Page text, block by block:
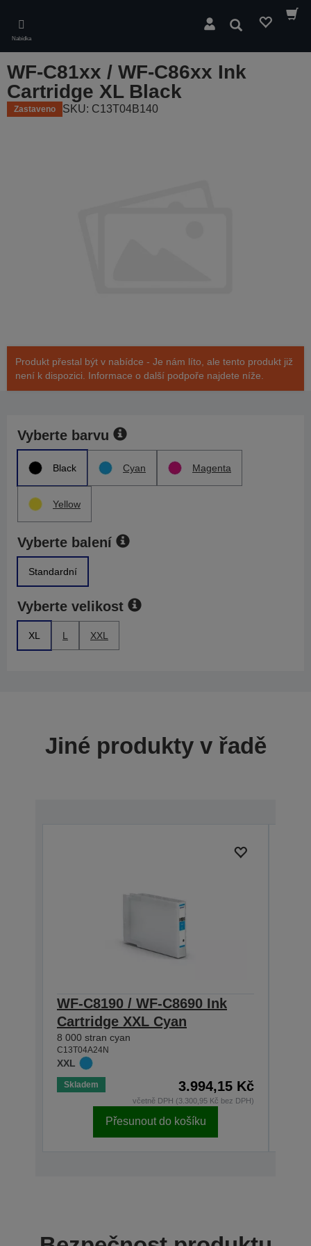
main
content
Nabídka
Hledat
WF-C81xx / WF-C86xx Ink
Cartridge XL Black
Zastaveno SKU: C13T04B140
Produkt přestal být v nabídce - Je nám líto, ale tento produkt již
není k dispozici. Informace o další podpoře najdete níže.
Vyberte barvu
Black Cyan Magenta
Yellow
Vyberte balení
Standardní
Vyberte velikost
XL L XXL
Jiné produkty v řadě
WF-C8190 / WF-C8690 Ink
Cartridge XXL Cyan
8 000 stran cyan
C13T04A24N
XXL
Skladem 3.994,15 Kč
včetně DPH (3.300,95 Kč bez DPH)
Přesunout do košíku